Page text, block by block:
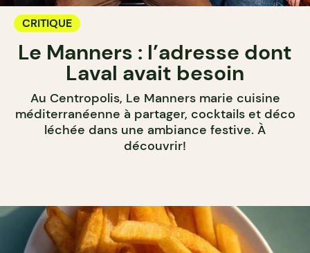
CRITIQUE
Le Manners : l’adresse dont
Laval avait besoin
Au Centropolis, Le Manners marie cuisine
méditerranéenne à partager, cocktails et déco
léchée dans une ambiance festive. À
découvrir!